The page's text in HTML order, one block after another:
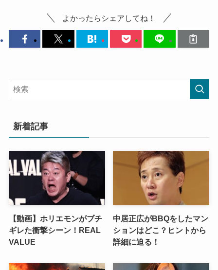
よかったらシェアしてね！
新着記事
【動画】ホリエモンがブチ
ギレた衝撃シーン！REAL
VALUE
中居正広がBBQをしたマン
ションはどこ？ヒントから
詳細に迫る！